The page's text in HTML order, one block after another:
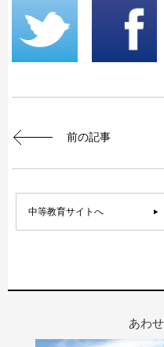
前の記事
中等教育サイトへ
あわ